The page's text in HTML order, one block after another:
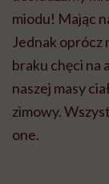
miodu! Mając
Jednak oprócz
braku chęci na
naszej masy
zimowy.
one.